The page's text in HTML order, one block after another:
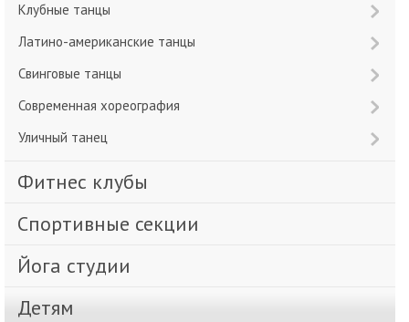
Клубные танцы
Латино-американские танцы
Свинговые танцы
Современная хореография
Уличный танец
Фитнес клубы
Спортивные секции
Йога студии
Детям